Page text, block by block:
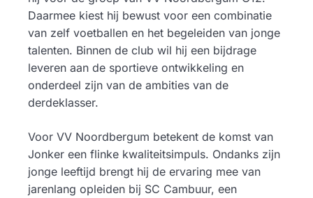
Daarmee kiest hij bewust voor een combinatie
van zelf voetballen en het begeleiden van jonge
talenten. Binnen de club wil hij een bijdrage
leveren aan de sportieve ontwikkeling en
onderdeel zijn van de ambities van de
derdeklasser.
Voor VV Noordbergum betekent de komst van
Jonker een flinke kwaliteitsimpuls. Ondanks zijn
jonge leeftijd brengt hij de ervaring mee van
jarenlang opleiden bij SC Cambuur, een